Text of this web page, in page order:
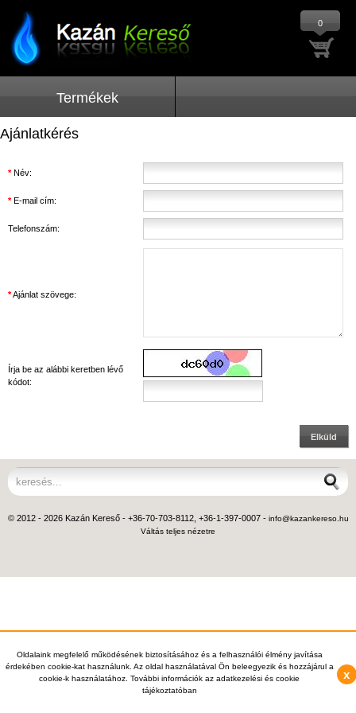
Oldalaink megfelelő működésének biztosításához és a felhasználói élmény javítása
érdekében cookie-kat használunk. Az oldal használatával Ön beleegyezik és hozzájárul a
cookie-k használatához. További információk az adatkezelési és cookie
tájékoztatóban
x
0
Termékek
Ajánlatkérés
*Név:
*E-mail cím:
Telefonszám:
*Ajánlat szövege:
Írja be az alábbi keretben lévő
kódot:
Elküld
© 2012 - 2026 Kazán Kereső - +36-70-703-8112, +36-1-397-0007 - info@kazankereso.hu
Váltás teljes nézetre